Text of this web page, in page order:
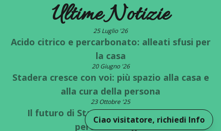
Ciao visitatore, richiedi Info
Ultime Notizie
25 Luglio '26
Acido citrico e percarbonato: alleati sfusi per
la casa
20 Giugno '26
Stadera cresce con voi: più spazio alla casa e
alla cura della persona
23 Ottobre '25
Il futuro di Stadera è a un bivio: quale
percorso scegli?